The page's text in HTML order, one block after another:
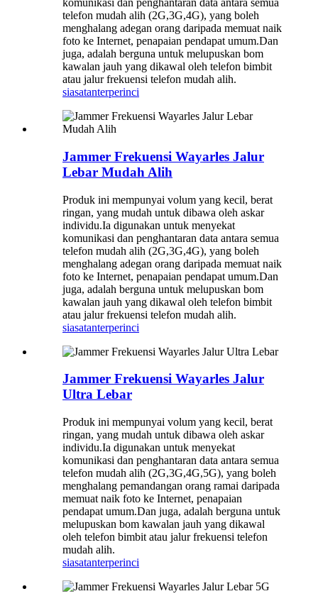
komunikasi dan penghantaran data antara semua
telefon mudah alih (2G,3G,4G), yang boleh
menghalang adegan orang daripada memuat naik
foto ke Internet, penapaian pendapat umum.Dan
juga, adalah berguna untuk melupuskan bom
kawalan jauh yang dikawal oleh telefon bimbit
atau jalur frekuensi telefon mudah alih.
siasatanterperinci
Jammer Frekuensi Wayarles Jalur
Lebar Mudah Alih
Produk ini mempunyai volum yang kecil, berat
ringan, yang mudah untuk dibawa oleh askar
individu.Ia digunakan untuk menyekat
komunikasi dan penghantaran data antara semua
telefon mudah alih (2G,3G,4G), yang boleh
menghalang adegan orang daripada memuat naik
foto ke Internet, penapaian pendapat umum.Dan
juga, adalah berguna untuk melupuskan bom
kawalan jauh yang dikawal oleh telefon bimbit
atau jalur frekuensi telefon mudah alih.
siasatanterperinci
Jammer Frekuensi Wayarles Jalur
Ultra Lebar
Produk ini mempunyai volum yang kecil, berat
ringan, yang mudah untuk dibawa oleh askar
individu.Ia digunakan untuk menyekat
komunikasi dan penghantaran data antara semua
telefon mudah alih (2G,3G,4G,5G), yang boleh
menghalang pemandangan orang ramai daripada
memuat naik foto ke Internet, penapaian
pendapat umum.Dan juga, adalah berguna untuk
melupuskan bom kawalan jauh yang dikawal
oleh telefon bimbit atau jalur frekuensi telefon
mudah alih.
siasatanterperinci